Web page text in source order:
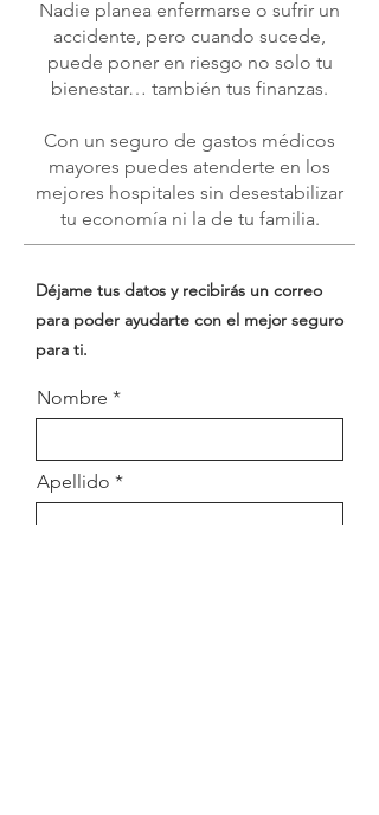
Nadie planea enfermarse o sufrir un
accidente, pero cuando sucede,
puede poner en riesgo no solo tu
bienestar… también tus finanzas.
Con un seguro de gastos médicos
mayores puedes atenderte en los
mejores hospitales sin desestabilizar
tu economía ni la de tu familia.
Déjame tus datos y recibirás un correo
para poder ayudarte con el mejor seguro
para ti.
Nombre
Apellido